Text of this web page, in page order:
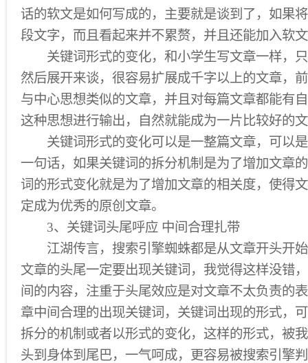
话的软文是如何写成的，主要就是谈到了，如果
段文字，而且看起来并不累赘，并且还能加入软
关键词形式的变化，和小学生写文章一样，只
然后展开来谈，很容易扩展成千字以上的文章，
与中心思想类似的文章，并且对每篇文章都能有
这种思想进行输出，自然就能成为一片比较好的
关键词形式的变化可以是一整篇文章，可以是
一句话，如果关键词的拆分机制是为了增加文章
词的形式变化就是为了增加文章的相关度，使得
定成为优秀的原创文章。
3、关键词头尾呼应 中间合理扎带
江湖传言，搜索引擎蜘蛛都是从文章开头开始
文章的头尾一定要出现关键词，我觉得这样没错
间的内容，注重于头尾效应是对文章不太负责的
章中间合理的出现关键词，关键词出现的形式，
拆分的机制或者以形式的变化，这样的形式，被
头到身体到尾巴，一气呵成，更容易被搜索引擎